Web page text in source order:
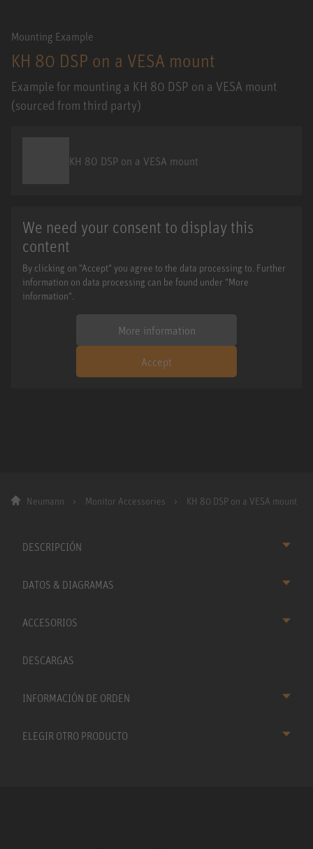
Mounting Example
KH 80 DSP on a VESA mount
Example for mounting a KH 80 DSP on a VESA mount
(sourced from third party)
KH 80 DSP on a VESA mount
We need your consent to display this
content
By clicking on "Accept" you agree to the data processing to. Further
information on data processing can be found under "More
information".
More information
Accept
Neumann Monitor Accessories KH 80 DSP on a VESA mount
DESCRIPCIÓN
DATOS & DIAGRAMAS
ACCESORIOS
DESCARGAS
INFORMACIÓN DE ORDEN
ELEGIR OTRO PRODUCTO